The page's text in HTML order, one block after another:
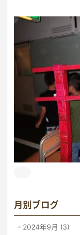
月別ブログ
2024年9月 (3)